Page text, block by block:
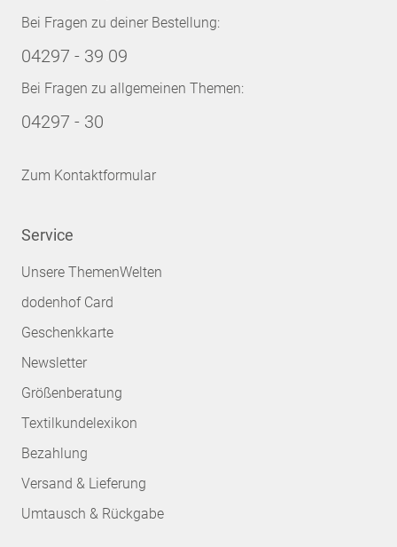
Bei Fragen zu deiner Bestellung:
04297 - 39 09
Bei Fragen zu allgemeinen Themen:
04297 - 30
Zum Kontaktformular
Service
Unsere ThemenWelten
dodenhof Card
Geschenkkarte
Newsletter
Größenberatung
Textilkundelexikon
Bezahlung
Versand & Lieferung
Umtausch & Rückgabe